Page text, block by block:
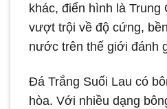
khác, điển hình là
vượt trội về độ cứng,
nước trên thế giới đánh
Đá Trắng Suối Lau có
hòa. Với nhiều dạng